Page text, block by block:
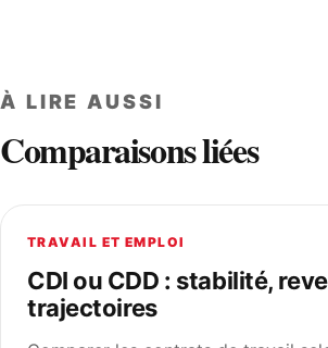
À LIRE AUSSI
Comparaisons liées
TRAVAIL ET EMPLOI
CDI ou CDD : stabilité,
trajectoires